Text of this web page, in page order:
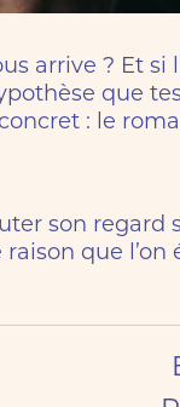
arrive ? Et
que
: le
son
que l’on